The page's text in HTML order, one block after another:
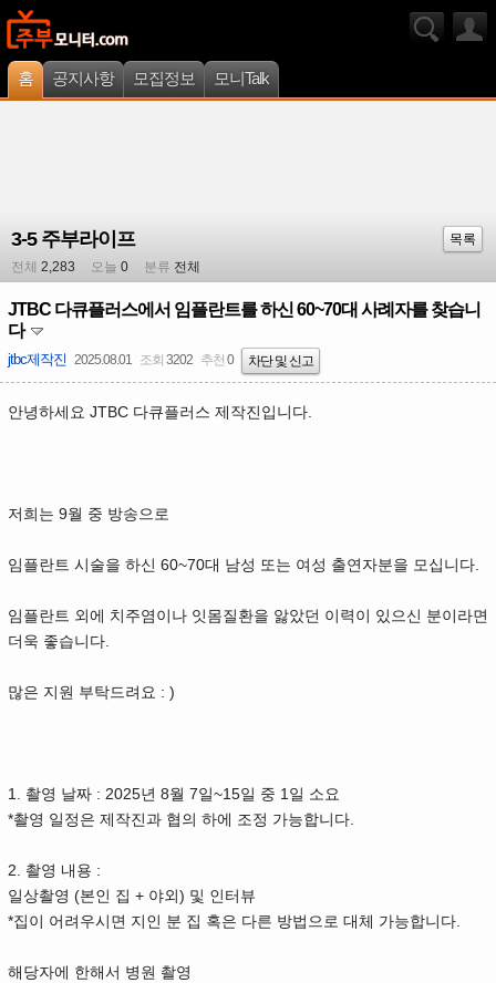
홈 공지사항 모집정보 모니Talk
3-5 주부라이프
목록
전체 2,283 오늘 0 분류 전체
JTBC 다큐플러스에서 임플란트를 하신 60~70대 사례자를 찾습니
다
jtbc제작진 2025.08.01 조회 3202 추천 0 차단 및 신고
안녕하세요 JTBC 다큐플러스 제작진입니다.
저희는 9월 중 방송으로
임플란트 시술을 하신 60~70대 남성 또는 여성 출연자분을 모십니다.
임플란트 외에 치주염이나 잇몸질환을 앓았던 이력이 있으신 분이라면
더욱 좋습니다.
많은 지원 부탁드려요 : )
1. 촬영 날짜 : 2025년 8월 7일~15일 중 1일 소요
*촬영 일정은 제작진과 협의 하에 조정 가능합니다.
2. 촬영 내용 :
일상촬영 (본인 집 + 야외) 및 인터뷰
*집이 어려우시면 지인 분 집 혹은 다른 방법으로 대체 가능합니다.
해당자에 한해서 병원 촬영